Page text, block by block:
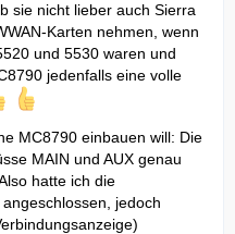
sie nicht lieber auch Sierra
Karten nehmen, wenn
und 5530 waren und
jedenfalls eine volle
MC8790 einbauen will: Die
MAIN und AUX genau
hatte ich die
jedoch